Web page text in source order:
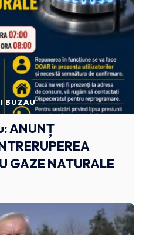
BUZAU
ANUNȚ
GAZE NATURALE